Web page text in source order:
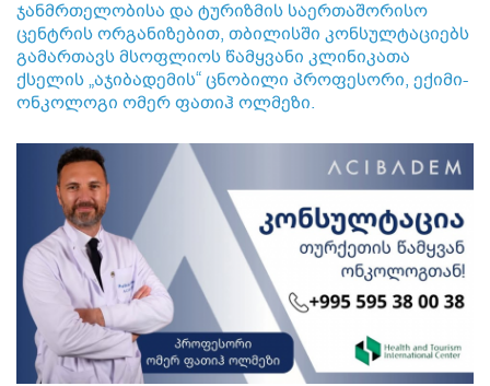
ჯანმრთელობისა და ტურიზმის საერთაშორისო
ცენტრის ორგანიზებით, თბილისში კონსულტაციებს
გამართავს მსოფლიოს წამყვანი კლინიკათა
ქსელის „აჯიბადემის“ ცნობილი პროფესორი, ექიმი-
ონკოლოგი ომერ ფათიჰ ოლმეზი.